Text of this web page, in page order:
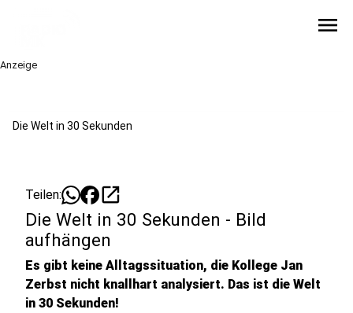
menu
Anzeige
Die Welt in 30 Sekunden
Teilen: open_in_new
Die Welt in 30 Sekunden - Bild
aufhängen
Es gibt keine Alltagssituation, die Kollege Jan
Zerbst nicht knallhart analysiert. Das ist die Welt
in 30 Sekunden!